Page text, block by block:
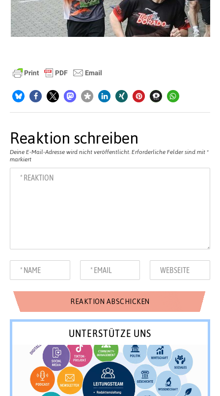
Reaktion schreiben
Deine E-Mail-Adresse wird nicht veröffentlicht. Erforderliche Felder sind mit *
markiert
UNTERSTÜTZE UNS